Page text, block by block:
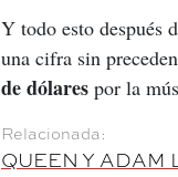
Y todo esto después
una cifra sin
de dólares por la
QUEEN Y ADAM